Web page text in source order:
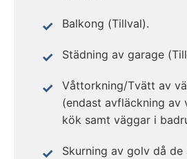
Balkong (Tillval).
Städning av garage
Våttorkning/Tvätt av
(endast avfläckning av
kök samt väggar i
Skurning av golv då